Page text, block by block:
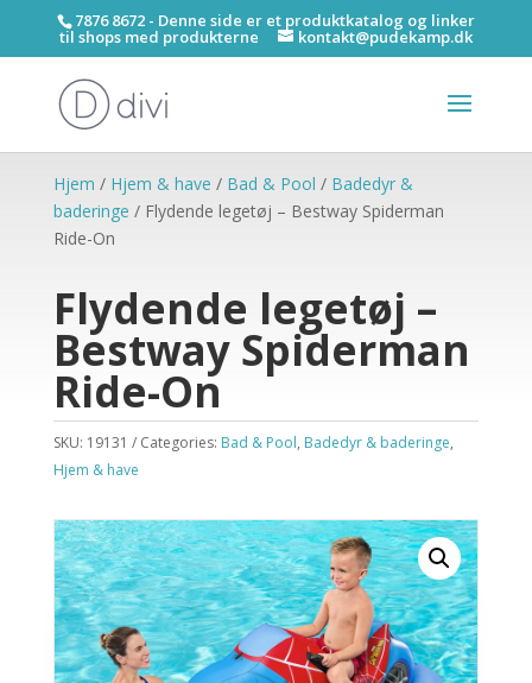
7876 8672 - Denne side er et produktkatalog og linker
til shops med produkterne kontakt@pudekamp.dk
Hjem / Hjem & have / Bad & Pool / Badedyr &
baderinge / Flydende legetøj – Bestway Spiderman
Ride-On
Flydende legetøj –
Bestway Spiderman
Ride-On
SKU: 19131 Categories: Bad & Pool, Badedyr & baderinge,
Hjem & have